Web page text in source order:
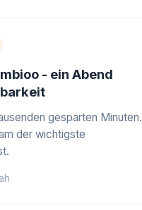
- ein Abend
gesparten Minuten.
der wichtigste